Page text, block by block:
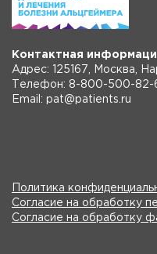
Контактная
Адрес: 125167, Москва,
Телефон: 8-800-500-82-
Email: pat@patients.ru
Политика
Согласие на обработку
Согласие на обработку